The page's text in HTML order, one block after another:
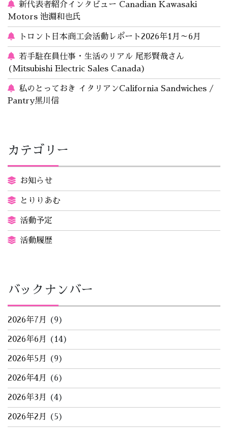
新代表者紹介インタビュー Canadian Kawasaki
Motors 池淵和也氏
トロント日本商工会活動レポート2026年1月～6月
若手駐在員仕事・生活のリアル 尾形賢哉さん
(Mitsubishi Electric Sales Canada)
私のとっておき イタリアンCalifornia Sandwiches /
Pantry黒川信
カテゴリー
お知らせ
とりりあむ
活動予定
活動履歴
バックナンバー
2026年7月 (9)
2026年6月 (14)
2026年5月 (9)
2026年4月 (6)
2026年3月 (4)
2026年2月 (5)